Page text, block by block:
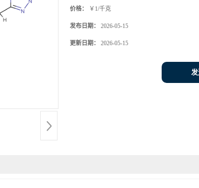
价格： ￥1/千克
发布日期： 2026-05-15
更新日期： 2026-05-15